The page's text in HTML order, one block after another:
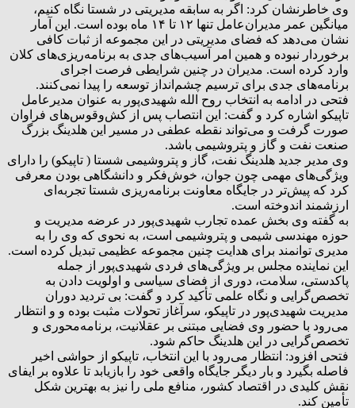
وی خاطرنشان کرد: اگر به سابقه مدیریتی در شستا نگاه کنیم،
میانگین عمر مدیران‌عامل تنها ۱۲ تا ۱۴ ماه بوده است. این آمار
نشان می‌دهد که فضای مدیریتی در این مجموعه از ثبات کافی
برخوردار نبوده و همین امر آسیب‌های جدی به برنامه‌ریزی‌های کلان
وارد کرده است. مدیران در چنین شرایطی فرصت اجرای
برنامه‌های جدی برای ترسیم چشم‌انداز توسعه را پیدا نمی‌کنند.
فتحی در ادامه به انتخاب روح الله شهیدی‌پور به عنوان مدیرعامل
تاپیکو اشاره کرد و گفت: این انتصاب پس از کش‌وقوس‌های فراوان
صورت گرفت و می‌تواند نقطه عطفی در مسیر این هلدینگ بزرگ
صنعت نفت و گاز و پتروشیمی باشد.
وی مدیر جدید هلدینگ نفت، گاز و پتروشیمی شستا ( تاپیکو) را دارای
ویژگی‌های مهمی چون جوان، خوش‌فکر و دانشگاهی بودن معرفی
کرد که پیش‌تر در جایگاه معاونت برنامه‌ریزی شستا تجربه‌ای
ارزشمند اندوخته است.
به گفته وی بخش عمده تجارب شهیدی‌پور در عرضه مدیریت و
حوزه مهندسی شیمی و پتروشیمی است، به نحوی که وی را به
مدیری توانمند برای هدایت چنین مجموعه عظیمی تبدیل کرده است.
این نماینده مجلس بر ویژگی‌های فردی شهیدی‌پور از جمله
پاکدستی، سلامت، دوری از فضای سیاسی و اولویت دادن به
تخصص‌گرایی و نگاه علمی تأکید کرد و گفت: بی تردید دوران
مدیریت شهیدی‌پور در تاپیکو، سرآغاز تحولات مثبت بوده و و انتظار
می‌رود با حضور وی فضایی مبتنی بر عقلانیت، برنامه‌محوری و
تخصص‌گرایی در این هلدینگ حاکم شود.
فتحی افزود: انتظار می‌رود با این انتخاب، تاپیکو از حواشی اخیر
فاصله بگیرد و بار دیگر جایگاه واقعی خود را بازیابد تا علاوه بر ایفای
نقش کلیدی در اقتصاد کشور، منافع ملی را نیز به بهترین شکل
تأمین کند.